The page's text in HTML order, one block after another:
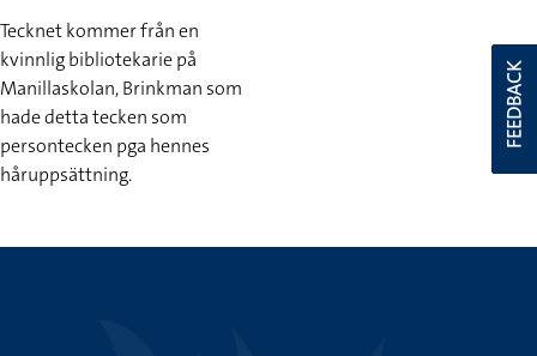
Tecknet kommer från en
kvinnlig bibliotekarie på
Manillaskolan, Brinkman som
hade detta tecken som
persontecken pga hennes
håruppsättning.
FEEDBACK